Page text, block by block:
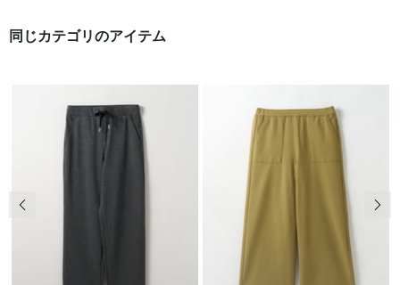
同じカテゴリのアイテム
前の画像